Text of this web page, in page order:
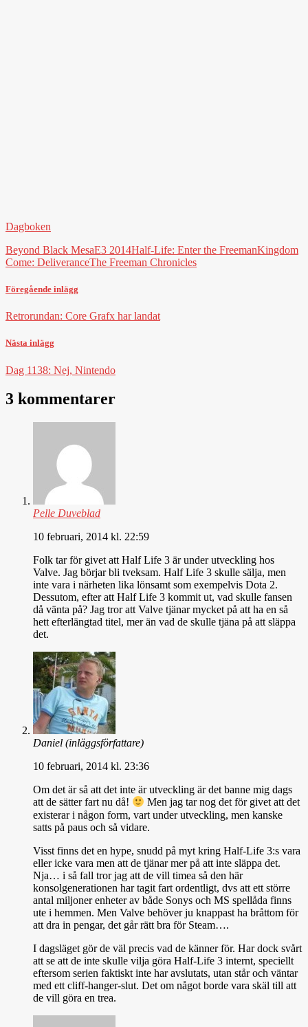
Dagboken
Beyond Black MesaE3 2014Half-Life: Enter the FreemanKingdom
Come: DeliveranceThe Freeman Chronicles
Föregående inlägg
Retrorundan: Core Grafx har landat
Nästa inlägg
Dag 1138: Nej, Nintendo
3 kommentarer
Pelle Duveblad
10 februari, 2014 kl. 22:59
Folk tar för givet att Half Life 3 är under utveckling hos
Valve. Jag börjar bli tveksam. Half Life 3 skulle sälja, men
inte vara i närheten lika lönsamt som exempelvis Dota 2.
Dessutom, efter att Half Life 3 kommit ut, vad skulle fansen
då vänta på? Jag tror att Valve tjänar mycket på att ha en så
hett efterlängtad titel, mer än vad de skulle tjäna på att släppa
det.
Daniel (inläggsförfattare)
10 februari, 2014 kl. 23:36
Om det är så att det inte är utveckling är det banne mig dags
att de sätter fart nu då!
Men jag tar nog det för givet att det
existerar i någon form, vart under utveckling, men kanske
satts på paus och så vidare.
Visst finns det en hype, snudd på myt kring Half-Life 3:s vara
eller icke vara men att de tjänar mer på att inte släppa det.
Nja… i så fall tror jag att de vill timea så den här
konsolgenerationen har tagit fart ordentligt, dvs att ett större
antal miljoner enheter av både Sonys och MS spellåda finns
ute i hemmen. Men Valve behöver ju knappast ha bråttom för
att dra in pengar, det går rätt bra för Steam….
I dagsläget gör de väl precis vad de känner för. Har dock svårt
att se att de inte skulle vilja göra Half-Life 3 internt, speciellt
eftersom serien faktiskt inte har avslutats, utan står och väntar
med ett cliff-hanger-slut. Det om något borde vara skäl till att
de vill göra en trea.